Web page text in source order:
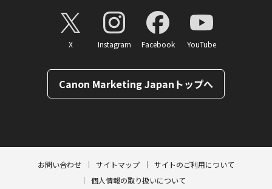
X Instagram Facebook YouTube
Canon Marketing Japanトップへ
お問い合わせ サイトマップ
サイトのご利用について
個人情報の取り扱いについて